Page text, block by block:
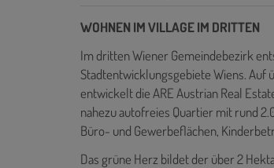
WOHNEN IM VILLAGE IM DRITTEN
Im dritten Wiener Gemeindebezirk
Stadtentwicklungsgebiete Wiens. Auf
entwickelt die ARE Austrian Real
nahezu autofreies Quartier mit rund
Büro- und Gewerbeflächen,
Das grüne Herz bildet der über 2